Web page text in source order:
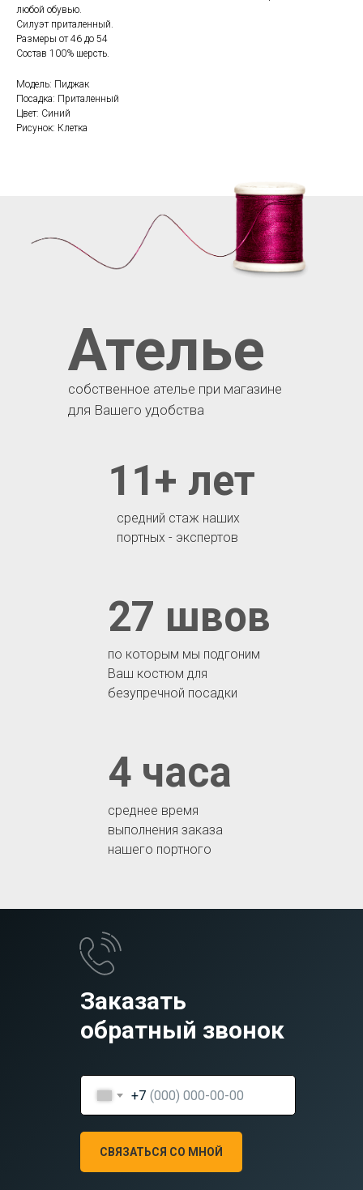
любой обувью.
Силуэт приталенный.
Размеры от 46 до 54
Состав 100% шерсть.
Модель: Пиджак
Посадка: Приталенный
Цвет: Синий
Рисунок: Клетка
среднее время
выполнения заказа
нашего портного
4 часа
по которым мы подгоним
Ваш костюм для
безупречной посадки
27 швов
средний стаж наших
портных - экспертов
11+ лет
Ателье
собственное ателье при магазине
для Вашего удобства
Заказать
обратный звонок
+7
СВЯЗАТЬСЯ СО МНОЙ